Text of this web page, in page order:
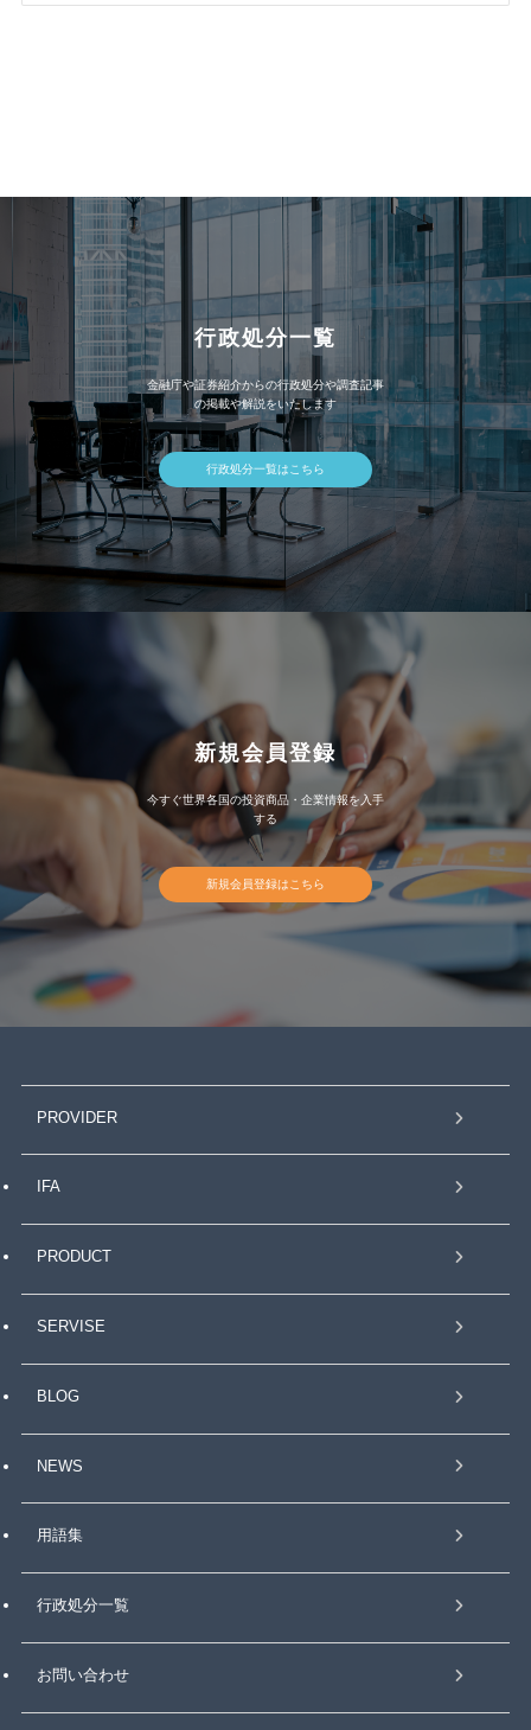
行政処分一覧
金融庁や証券紹介からの行政処分や調査記事
の掲載や解説をいたします
行政処分一覧はこちら
新規会員登録
今すぐ世界各国の投資商品・企業情報を入手
する
新規会員登録はこちら
PROVIDER
IFA
PRODUCT
SERVISE
BLOG
NEWS
用語集
行政処分一覧
お問い合わせ